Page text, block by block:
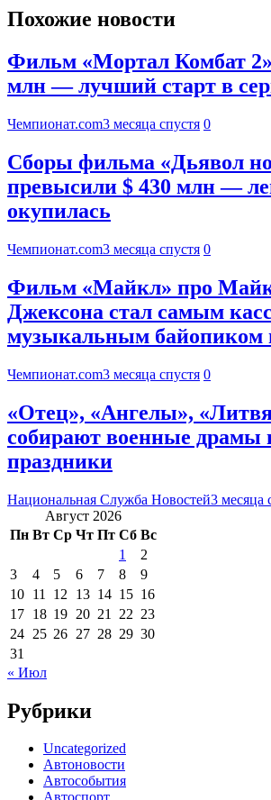
Похожие новости
Фильм «Мортал Комбат 2»
млн — лучший старт в
Чемпионат.com3 месяца спустя 0
Сборы фильма «Дьявол
превысили $ 430 млн —
окупилась
Чемпионат.com3 месяца спустя 0
Фильм «Майкл» про
Джексона стал самым
музыкальным
Чемпионат.com3 месяца спустя 0
«Отец», «Ангелы»,
собирают военные драмы
праздники
Национальная Служба Новостей3 месяца
Август 2026
Пн Вт Ср Чт Пт Сб Вс
1
2
3
4 5 6 7 8
9
10 11 12 13 14 15 16
17 18 19 20 21 22 23
24 25 26 27 28 29 30
31
« Июл
Рубрики
Uncategorized
Автоновости
Автособытия